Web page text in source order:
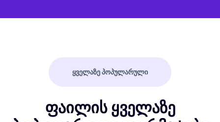
ᲧᲕᲔᲚᲐᲖᲔ ᲞᲝᲞᲣᲚᲐᲠᲣᲚᲘ
ფაილის ყველაზე